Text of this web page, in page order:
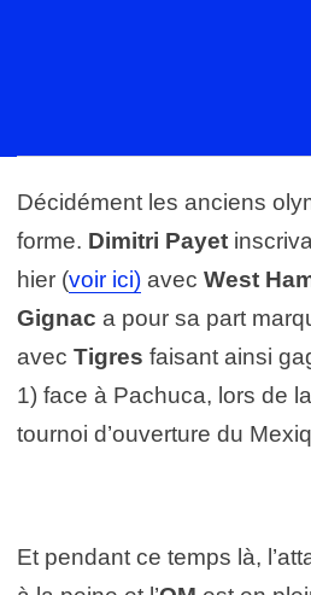
Décidément les anciens
forme. Dimitri Payet
hier (voir ici) avec West
Gignac a pour sa part
avec Tigres faisant ainsi
1) face à Pachuca, lors de
tournoi d’ouverture du
Et pendant ce temps là,